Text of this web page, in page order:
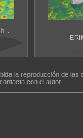
la reproducción de
con el autor.